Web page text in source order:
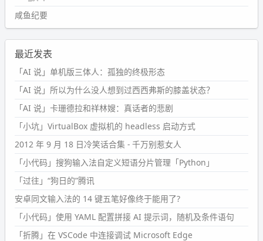
咸鱼纪要
最近发表
「AI 说」单机版三体人：孤独的终极形态
「AI 说」所以为什么没人想到过西西弗斯的膝盖状态？
「AI 说」卡珊德拉和祥林嫂：真话者的悲剧
「小坑」VirtualBox 虚拟机的 headless 启动方式
2012 年 9 月 18 日冷笑话合集 - 千万别惹女人
「小代码」搜狗输入法自定义短语分片管理「Python」
「过往」“狗日的”腾讯
安卓同文输入法的 14 键五笔好像终于能用了?
「小代码」使用 YAML 配置拼接 AI 提示词，随机及条件语句
「折腾」在 VSCode 中连接调试 Microsoft Edge